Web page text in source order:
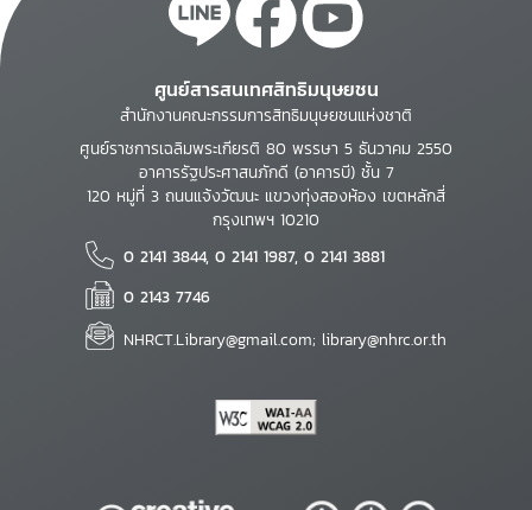
ศูนย์สารสนเทศสิทธิมนุษยชน
สำนักงานคณะกรรมการสิทธิมนุษยชนแห่งชาติ
ศูนย์ราชการเฉลิมพระเกียรติ 80 พรรษา 5 ธันวาคม 2550
อาคารรัฐประศาสนภักดี (อาคารบี) ชั้น 7
120 หมู่ที่ 3 ถนนแจ้งวัฒนะ แขวงทุ่งสองห้อง เขตหลักสี่
กรุงเทพฯ 10210
0 2141 3844, 0 2141 1987, 0 2141 3881
0 2143 7746
NHRCT.Library@gmail.com; library@nhrc.or.th